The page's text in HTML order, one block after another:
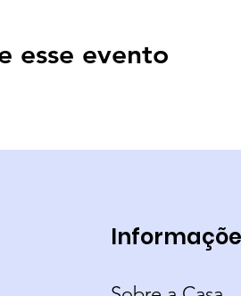
esse evento